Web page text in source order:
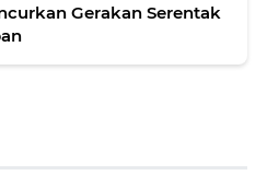
Gerakan Serentak